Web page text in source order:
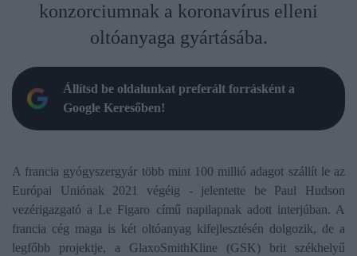
konzorciumnak a koronavírus elleni
oltóanyaga gyártásába.
Állítsd be oldalunkat preferált forrásként a
Google Keresőben!
A francia gyógyszergyár több mint 100 millió adagot szállít le az
Európai Uniónak 2021 végéig - jelentette be Paul Hudson
vezérigazgató a Le Figaro című napilapnak adott interjúban. A
francia cég maga is két oltóanyag kifejlesztésén dolgozik, de a
legfőbb projektje, a GlaxoSmithKline (GSK) brit székhelyű